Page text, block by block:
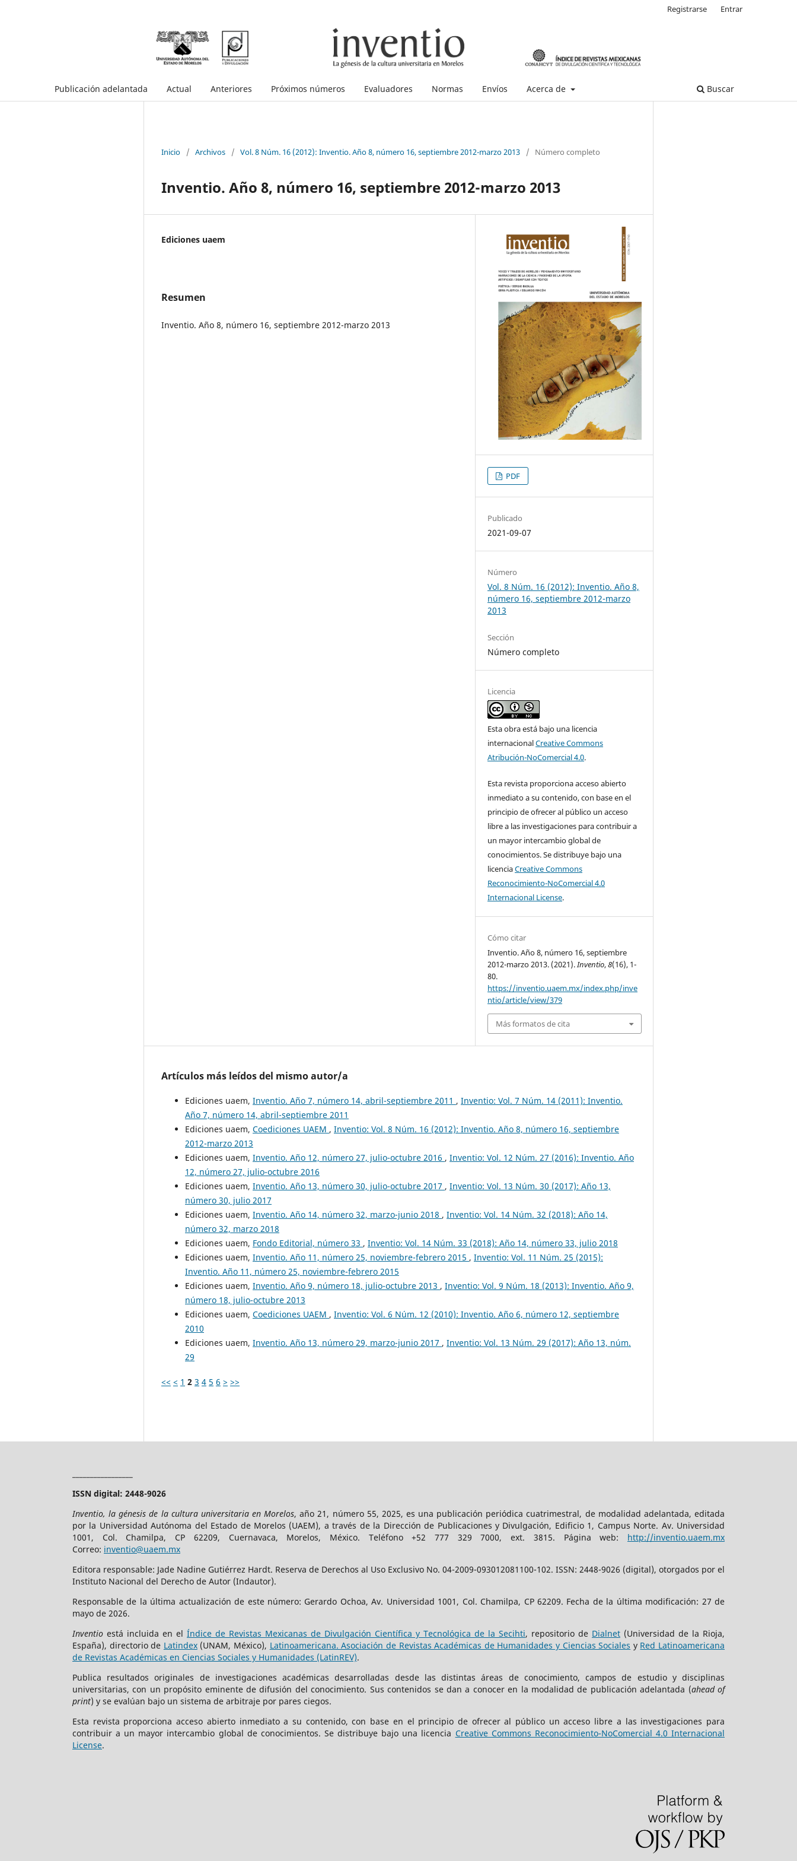
Publicación adelantada Actual Anteriores Próximos números Evaluadores Normas Envíos Acerca de Buscar
Registrarse Entrar
Inicio / Archivos / Vol. 8 Núm. 16 (2012): Inventio. Año 8, número 16, septiembre 2012-marzo 2013 / Número completo
Inventio. Año 8, número 16, septiembre 2012-marzo 2013
Ediciones uaem
Resumen
Inventio. Año 8, número 16, septiembre 2012-marzo 2013
PDF
Publicado
2021-09-07
Número
Vol. 8 Núm. 16 (2012): Inventio. Año 8,
número 16, septiembre 2012-marzo
2013
Sección
Número completo
Licencia
Esta obra está bajo una licencia
internacionalCreative Commons
Atribución-NoComercial 4.0.
Esta revista proporciona acceso abierto
inmediato a su contenido, con base en el
principio de ofrecer al público un acceso
libre a las investigaciones para contribuir a
un mayor intercambio global de
conocimientos. Se distribuye bajo una
licenciaCreative Commons
Reconocimiento-NoComercial 4.0
Internacional License.
Cómo citar
Inventio. Año 8, número 16, septiembre
2012-marzo 2013. (2021).Inventio,8(16), 1-
80.
https://inventio.uaem.mx/index.php/inve
ntio/article/view/379
Más formatos de cita
Artículos más leídos del mismo autor/a
Ediciones uaem, Inventio. Año 7, número 14, abril-septiembre 2011 , Inventio: Vol. 7 Núm. 14 (2011): Inventio.
Año 7, número 14, abril-septiembre 2011
Ediciones uaem, Coediciones UAEM , Inventio: Vol. 8 Núm. 16 (2012): Inventio. Año 8, número 16, septiembre
2012-marzo 2013
Ediciones uaem, Inventio. Año 12, número 27, julio-octubre 2016 , Inventio: Vol. 12 Núm. 27 (2016): Inventio. Año
12, número 27, julio-octubre 2016
Ediciones uaem, Inventio. Año 13, número 30, julio-octubre 2017 , Inventio: Vol. 13 Núm. 30 (2017): Año 13,
número 30, julio 2017
Ediciones uaem, Inventio. Año 14, número 32, marzo-junio 2018 , Inventio: Vol. 14 Núm. 32 (2018): Año 14,
número 32, marzo 2018
Ediciones uaem, Fondo Editorial, número 33 , Inventio: Vol. 14 Núm. 33 (2018): Año 14, número 33, julio 2018
Ediciones uaem, Inventio. Año 11, número 25, noviembre-febrero 2015 , Inventio: Vol. 11 Núm. 25 (2015):
Inventio. Año 11, número 25, noviembre-febrero 2015
Ediciones uaem, Inventio. Año 9, número 18, julio-octubre 2013 , Inventio: Vol. 9 Núm. 18 (2013): Inventio. Año 9,
número 18, julio-octubre 2013
Ediciones uaem, Coediciones UAEM , Inventio: Vol. 6 Núm. 12 (2010): Inventio. Año 6, número 12, septiembre
2010
Ediciones uaem, Inventio. Año 13, número 29, marzo-junio 2017 , Inventio: Vol. 13 Núm. 29 (2017): Año 13, núm.
29
<< < 1 2 3 4 5 6 > >>
ISSN digital: 2448-9026
Inventio, la génesis de la cultura universitaria en Morelos, año 21, número 55, 2025, es una publicación periódica cuatrimestral, de modalidad adelantada, editada
por la Universidad Autónoma del Estado de Morelos (UAEM), a través de la Dirección de Publicaciones y Divulgación, Edificio 1, Campus Norte. Av. Universidad
1001, Col. Chamilpa, CP 62209, Cuernavaca, Morelos, México. Teléfono +52 777 329 7000, ext. 3815. Página web: http://inventio.uaem.mx
Correo: inventio@uaem.mx
Editora responsable: Jade Nadine Gutiérrez Hardt. Reserva de Derechos al Uso Exclusivo No. 04-2009-093012081100-102. ISSN: 2448-9026 (digital), otorgados por el
Instituto Nacional del Derecho de Autor (Indautor).
Responsable de la última actualización de este número: Gerardo Ochoa, Av. Universidad 1001, Col. Chamilpa, CP 62209. Fecha de la última modificación: 27 de
mayo de 2026.
Inventio está incluida en el Índice de Revistas Mexicanas de Divulgación Científica y Tecnológica de la Secihti, repositorio de Dialnet (Universidad de la Rioja,
España), directorio de Latindex(UNAM, México), Latinoamericana. Asociación de Revistas Académicas de Humanidades y Ciencias Sociales y Red Latinoamericana
de Revistas Académicas en Ciencias Sociales y Humanidades (LatinREV).
Publica resultados originales de investigaciones académicas desarrolladas desde las distintas áreas de conocimiento, campos de estudio y disciplinas
universitarias, con un propósito eminente de difusión del conocimiento. Sus contenidos se dan a conocer en la modalidad de publicación adelantada (ahead of
print) y se evalúan bajo un sistema de arbitraje por pares ciegos.
Esta revista proporciona acceso abierto inmediato a su contenido, con base en el principio de ofrecer al público un acceso libre a las investigaciones para
contribuir a un mayor intercambio global de conocimientos. Se distribuye bajo una licencia Creative Commons Reconocimiento-NoComercial 4.0 Internacional
License.